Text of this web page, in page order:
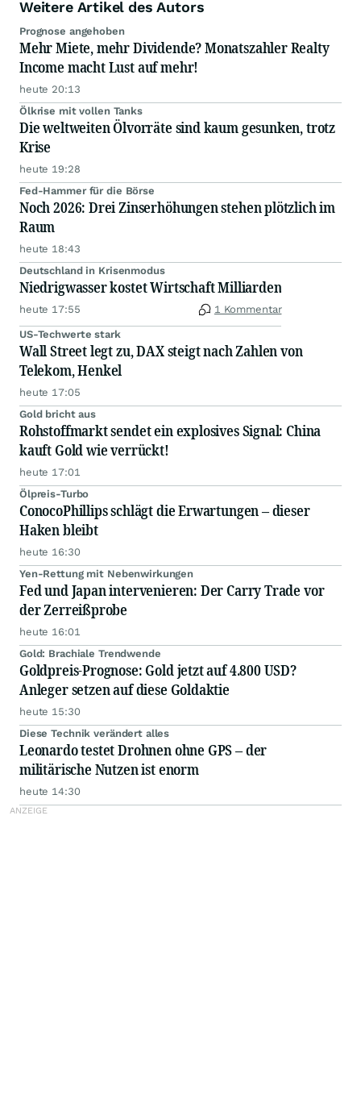
Weitere Artikel des Autors
Prognose angehoben
Mehr Miete, mehr Dividende? Monatszahler Realty
Income macht Lust auf mehr!
heute 20:13
Ölkrise mit vollen Tanks
Die weltweiten Ölvorräte sind kaum gesunken, trotz
Krise
heute 19:28
Fed-Hammer für die Börse
Noch 2026: Drei Zinserhöhungen stehen plötzlich im
Raum
heute 18:43
Deutschland in Krisenmodus
Niedrigwasser kostet Wirtschaft Milliarden
heute 17:55 1 Kommentar
US-Techwerte stark
Wall Street legt zu, DAX steigt nach Zahlen von
Telekom, Henkel
heute 17:05
Gold bricht aus
Rohstoffmarkt sendet ein explosives Signal: China
kauft Gold wie verrückt!
heute 17:01
Ölpreis-Turbo
ConocoPhillips schlägt die Erwartungen – dieser
Haken bleibt
heute 16:30
Yen-Rettung mit Nebenwirkungen
Fed und Japan intervenieren: Der Carry Trade vor
der Zerreißprobe
heute 16:01
Gold: Brachiale Trendwende
Goldpreis-Prognose: Gold jetzt auf 4.800 USD?
Anleger setzen auf diese Goldaktie
heute 15:30
Diese Technik verändert alles
Leonardo testet Drohnen ohne GPS – der
militärische Nutzen ist enorm
heute 14:30